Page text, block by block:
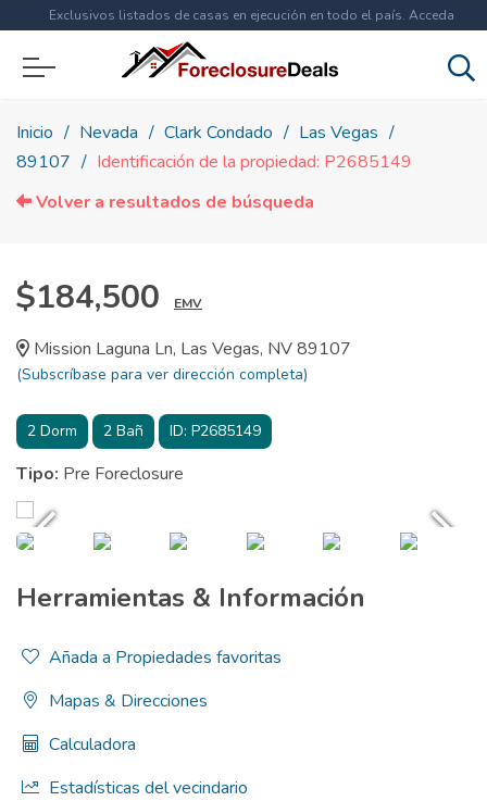
Exclusivos listados de casas en ejecución en todo el país. Acceda
ahora a
Inicio Nevada Clark Condado
Las Vegas
89107
Identificación de la propiedad: P2685149
Volver a resultados de búsqueda
$184,500 EMV
Mission Laguna Ln, Las Vegas, NV 89107
(Subscríbase para ver dirección completa)
2 Dorm 2 Bañ ID: P2685149
Tipo: Pre Foreclosure
Herramientas & Información
Añada a Propiedades favoritas
Mapas & Direcciones
Calculadora
Estadísticas del vecindario